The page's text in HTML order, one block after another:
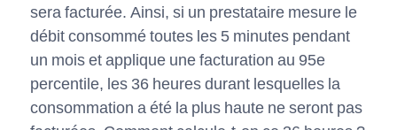
sera facturée. Ainsi, si un prestataire mesure le
débit consommé toutes les 5 minutes pendant
un mois et applique une facturation au 95e
percentile, les 36 heures durant lesquelles la
consommation a été la plus haute ne seront pas